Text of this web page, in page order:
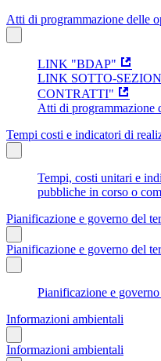
Atti di programmazione delle
LINK "BDAP"
LINK SOTTO-
CONTRATTI"
Atti di programmazione
Tempi costi e indicatori di
Tempi, costi unitari e
pubbliche in corso o
Pianificazione e governo del
Pianificazione e governo del
Pianificazione e
Informazioni ambientali
Informazioni ambientali